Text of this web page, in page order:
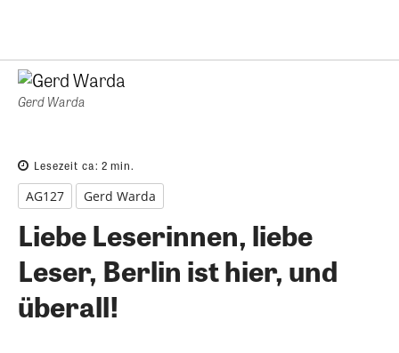
Gerd Warda
Lesezeit ca: 2 min.
AG127 Gerd Warda
Liebe Leserinnen, liebe
Leser, Berlin ist hier, und
überall!